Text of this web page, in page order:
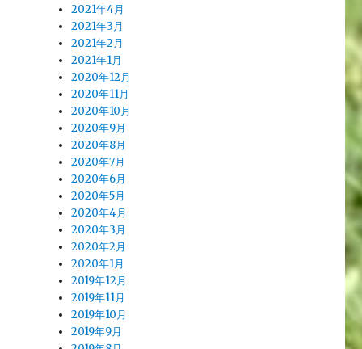
2021年4月
2021年3月
2021年2月
2021年1月
2020年12月
2020年11月
2020年10月
2020年9月
2020年8月
2020年7月
2020年6月
2020年5月
2020年4月
2020年3月
2020年2月
2020年1月
2019年12月
2019年11月
2019年10月
2019年9月